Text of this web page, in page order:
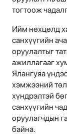
тогтоож
Ийм нөхцөлд
санхүүгийн
оруулалтыг
ажиллагааг
Ялангуяа
хэмжээний
хүндрэлтэй
санхүүгийн
оруулагчдын
байна.